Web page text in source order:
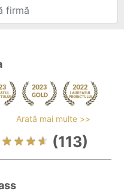
Arată mai multe >>
(113)